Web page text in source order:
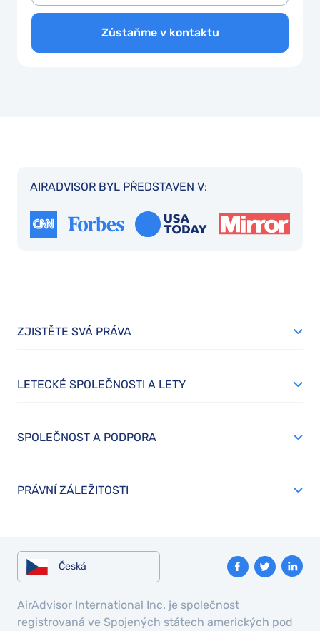
Zůstaňme v kontaktu
AIRADVISOR BYL PŘEDSTAVEN V:
ZJISTĚTE SVÁ PRÁVA
LETECKÉ SPOLEČNOSTI A LETY
SPOLEČNOST A PODPORA
PRÁVNÍ ZÁLEŽITOSTI
Česká
AirAdvisor International Inc. je společnost
registrovaná ve Spojených státech amerických pod